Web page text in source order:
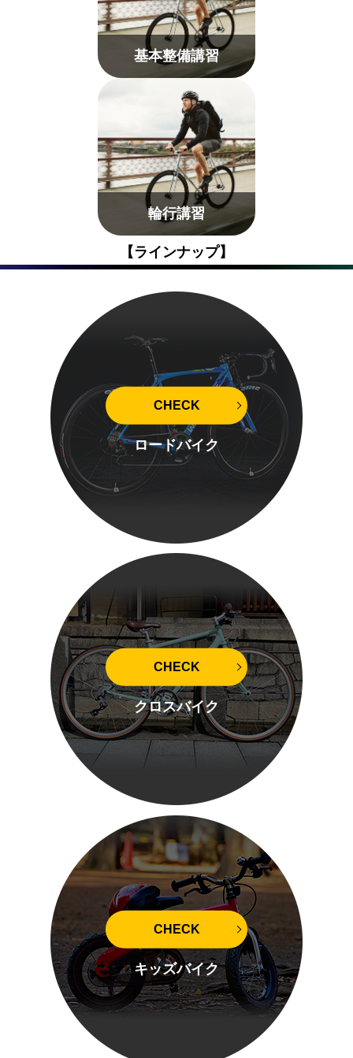
基本整備講習
輪行講習
【ラインナップ】
ロードバイク
CHECK
クロスバイク
CHECK
キッズバイク
CHECK